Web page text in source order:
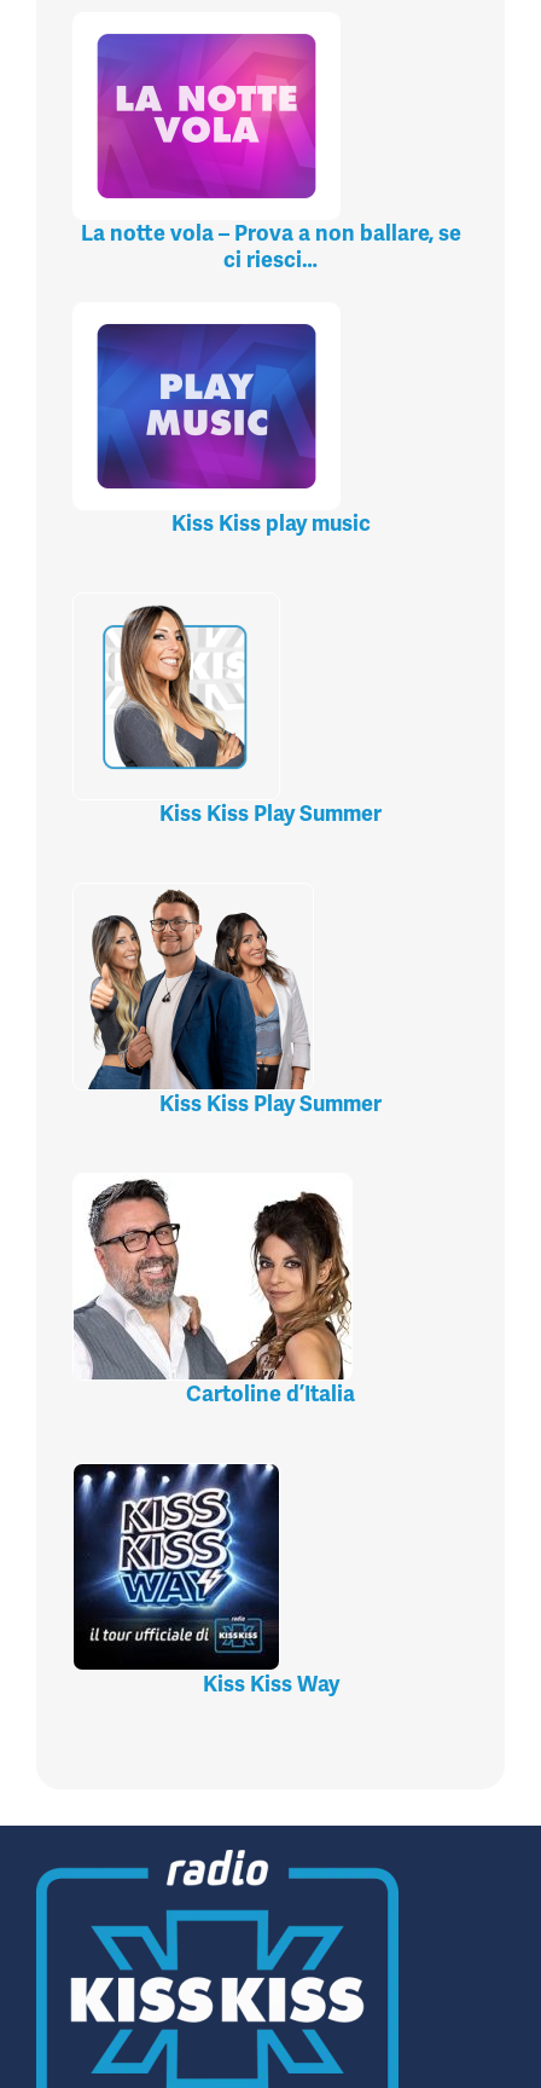
La notte vola – Prova a non ballare, se
ci riesci…
Kiss Kiss play music
Kiss Kiss Play Summer
Kiss Kiss Play Summer
Cartoline d’Italia
Kiss Kiss Way